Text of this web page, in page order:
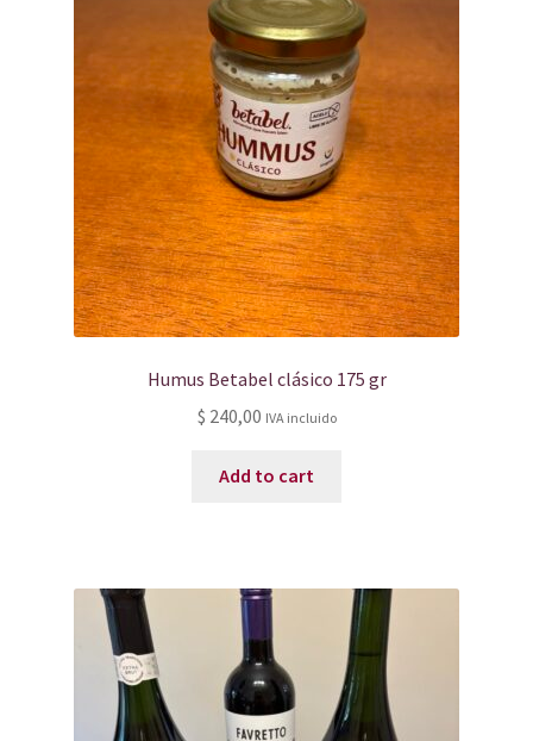
Humus Betabel clásico 175 gr
$ 240,00 IVA incluido
Add to cart